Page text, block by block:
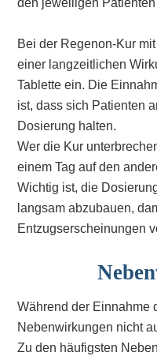
den jeweiligen
Bei der Regenon-Kur
einer langzeitlichen
Tablette ein. Die
ist, dass sich Patienten
Dosierung halten.
Wer die Kur
einem Tag auf den
Wichtig ist, die
langsam abzubauen,
Entzugserscheinungen
Während der Einnahme
Nebenwirkungen nicht
Zu den häufigsten